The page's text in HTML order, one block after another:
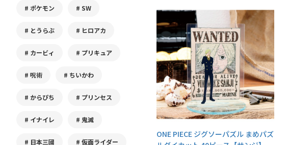
ポケモン SW
とうらぶ ヒロアカ
カービィ プリキュア
呪術 ちいかわ
からぴち プリンセス
イナイレ 鬼滅
日本三國 仮面ライダー
ONE PIECE ジグソーパズル まめパズ